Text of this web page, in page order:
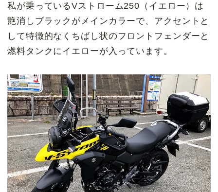
私が乗っているVストローム250（イエロー）は
艶消しブラックがメインカラーで、アクセントと
して特徴的なくちばし状のフロントフェンダーと
燃料タンクにイエローが入っています。